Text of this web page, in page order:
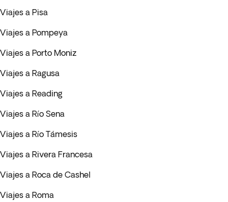
Viajes a Pisa
Viajes a Pompeya
Viajes a Porto Moniz
Viajes a Ragusa
Viajes a Reading
Viajes a Río Sena
Viajes a Río Támesis
Viajes a Rivera Francesa
Viajes a Roca de Cashel
Viajes a Roma